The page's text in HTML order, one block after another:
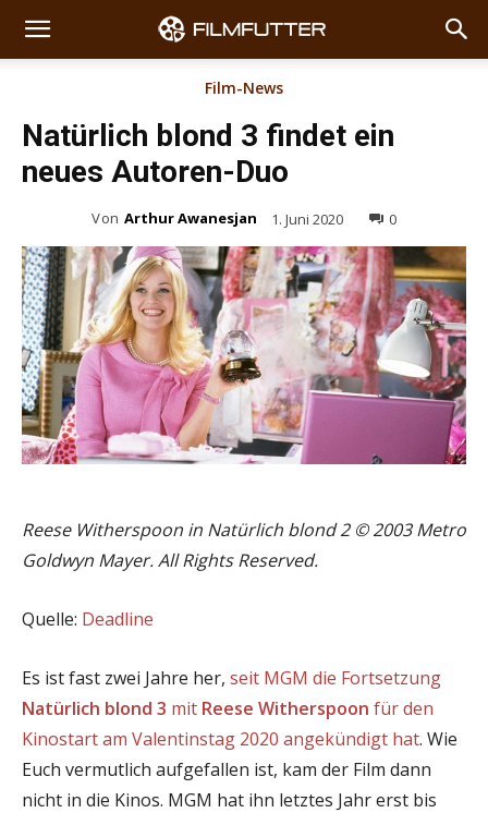
Film-News
Natürlich blond 3 findet ein
neues Autoren-Duo
Von Arthur Awanesjan 1. Juni 2020 0
Reese Witherspoon in Natürlich blond 2 © 2003 Metro
Goldwyn Mayer. All Rights Reserved.
Quelle: Deadline
Es ist fast zwei Jahre her, seit MGM die Fortsetzung
Natürlich blond 3 mit Reese Witherspoon für den
Kinostart am Valentinstag 2020 angekündigt hat. Wie
Euch vermutlich aufgefallen ist, kam der Film dann
nicht in die Kinos. MGM hat ihn letztes Jahr erst bis